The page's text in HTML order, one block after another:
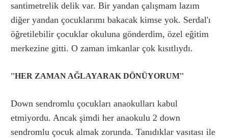
santimetrelik delik var. Bir yandan çalışmam lazım
diğer yandan çocuklarımı bakacak kimse yok. Serdal'ı
öğretilebilir çocuklar okuluna gönderdim, özel eğitim
merkezine gitti. O zaman imkanlar çok kısıtlıydı.
''HER ZAMAN AĞLAYARAK DÖNÜYORUM''
Down sendromlu çocukları anaokulları kabul
etmiyordu. Ancak şimdi her anaokulu 2 down
sendromlu çocuk almak zorunda. Tanıdıklar vasıtası ile